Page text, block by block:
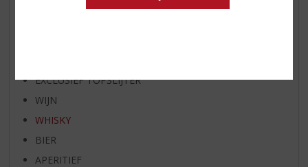
EXCLUSIEF TOPSLIJTER
WIJN
WHISKY
BIER
APERITIEF